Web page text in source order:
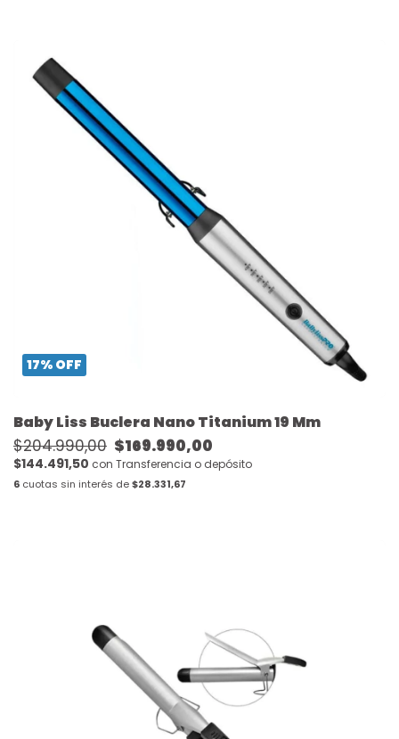
17% OFF
Baby Liss Buclera Nano Titanium 19 Mm
$204.990,00 $169.990,00
$144.491,50 con Transferencia o depósito
6 cuotas sin interés de$28.331,67